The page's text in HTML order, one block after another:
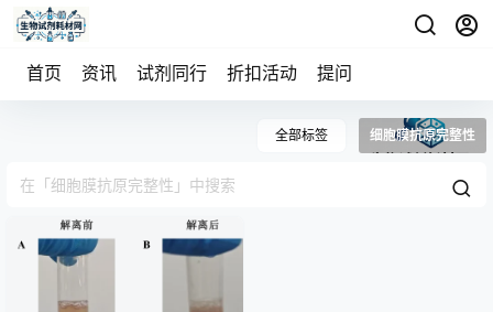
首页 资讯 试剂同行 折扣活动 提问
全部标签 细胞膜抗原完整性